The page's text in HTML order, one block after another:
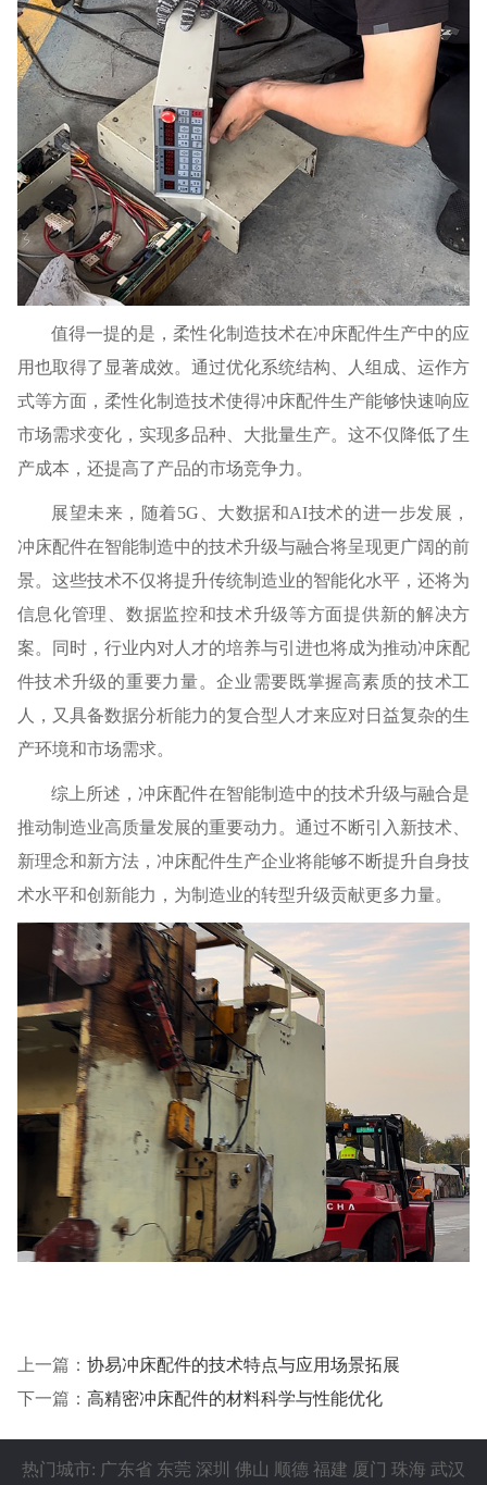
值得一提的是，柔性化制造技术在冲床配件生产中的应
用也取得了显著成效。通过优化系统结构、人组成、运作方
式等方面，柔性化制造技术使得冲床配件生产能够快速响应
市场需求变化，实现多品种、大批量生产。这不仅降低了生
产成本，还提高了产品的市场竞争力。
展望未来，随着5G、大数据和AI技术的进一步发展，
冲床配件在智能制造中的技术升级与融合将呈现更广阔的前
景。这些技术不仅将提升传统制造业的智能化水平，还将为
信息化管理、数据监控和技术升级等方面提供新的解决方
案。同时，行业内对人才的培养与引进也将成为推动冲床配
件技术升级的重要力量。企业需要既掌握高素质的技术工
人，又具备数据分析能力的复合型人才来应对日益复杂的生
产环境和市场需求。
综上所述，冲床配件在智能制造中的技术升级与融合是
推动制造业高质量发展的重要动力。通过不断引入新技术、
新理念和新方法，冲床配件生产企业将能够不断提升自身技
术水平和创新能力，为制造业的转型升级贡献更多力量。
上一篇： 协易冲床配件的技术特点与应用场景拓展
下一篇： 高精密冲床配件的材料科学与性能优化
热门城市: 广东省 东莞 深圳 佛山 顺德 福建 厦门 珠海 武汉